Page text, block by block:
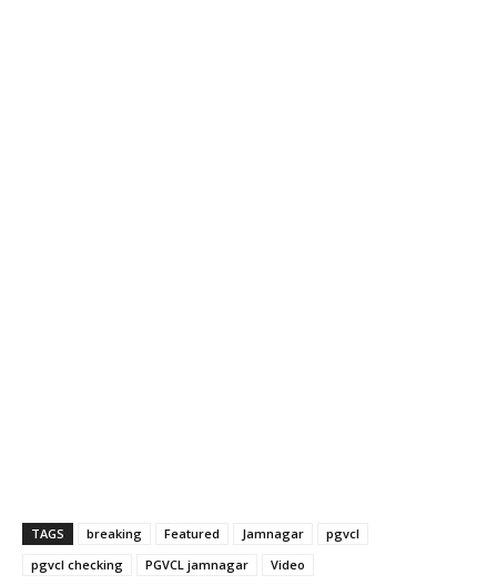
TAGS breaking Featured Jamnagar
pgvcl
pgvcl checking
PGVCL jamnagar Video